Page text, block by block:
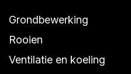
Grondbewerking
Rooien
Ventilatie en koeling